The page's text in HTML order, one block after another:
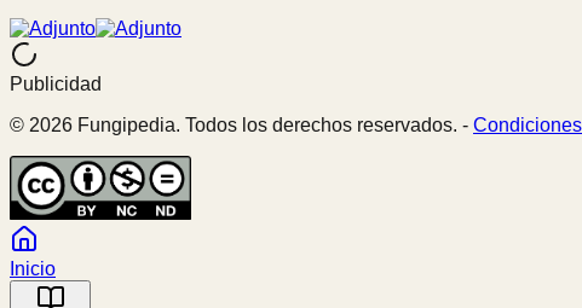
Publicidad
© 2026 Fungipedia. Todos los derechos reservados. -
Inicio